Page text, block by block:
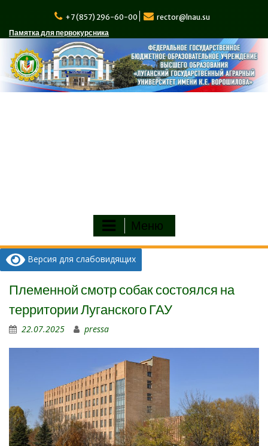
содержимому
+7 (857) 296-60-00
rector@lnau.su
Памятка для первокурсника
Меню
Версия для слабовидящих
Племенной смотр собак состоялся на
территории Луганского ГАУ
22.07.2025 pressa